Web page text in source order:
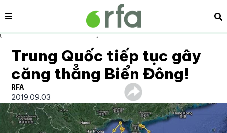
Bỏ qua nội dung chính
Nội dung
Trung Quốc tiếp tục gây
căng thẳng Biển Đông!
RFA
2019.09.03